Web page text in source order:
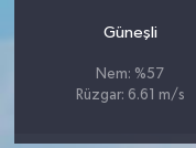
Güneşli
Nem: %57
Rüzgar: 6.61 m/s